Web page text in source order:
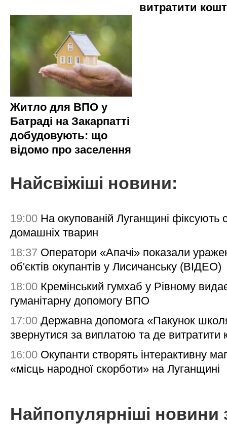
витратити
Житло для ВПО у
Батраді на Закарпатті
добудовують: що
відомо про заселення
Найсвіжіші новини:
19:00 На окупованій Луганщині фіксують
домашніх тварин
18:37 Оператори «Апачі» показали
об'єктів окупантів у Лисичанську (ВІДЕО)
18:00 Кремінський гумхаб у Рівному
гуманітарну допомогу ВПО
17:00 Державна допомога «Пакунок
звернутися за виплатою та де витратити
16:00 Окупанти створять інтерактивну
«місць народної скорботи» на Луганщині
Найпопулярніші новини